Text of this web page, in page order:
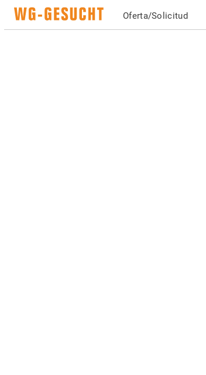
Oferta/Solicitud